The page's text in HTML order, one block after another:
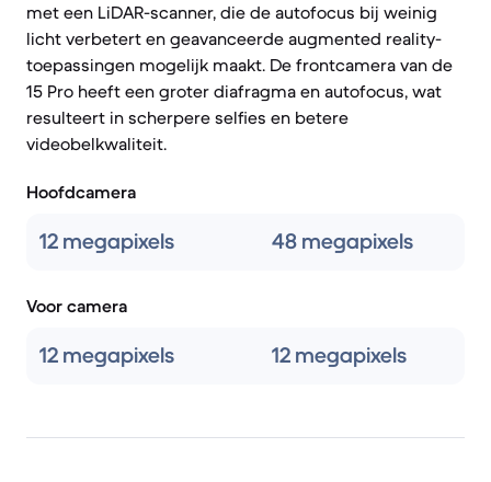
met een LiDAR-scanner, die de autofocus bij weinig
licht verbetert en geavanceerde augmented reality-
toepassingen mogelijk maakt. De frontcamera van de
15 Pro heeft een groter diafragma en autofocus, wat
resulteert in scherpere selfies en betere
videobelkwaliteit.
Hoofdcamera
12 megapixels 48 megapixels
Voor camera
12 megapixels 12 megapixels